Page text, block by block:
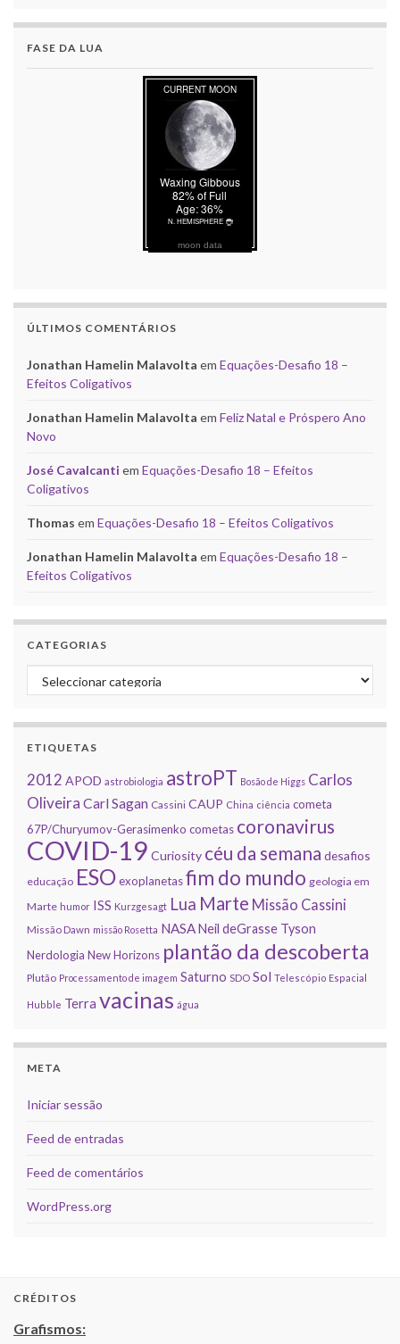
FASE DA LUA
moon data
ÚLTIMOS COMENTÁRIOS
Jonathan Hamelin Malavolta em Equações-Desafio 18 –
Efeitos Coligativos
Jonathan Hamelin Malavolta em Feliz Natal e Próspero Ano
Novo
José Cavalcanti em Equações-Desafio 18 – Efeitos
Coligativos
Thomas em Equações-Desafio 18 – Efeitos Coligativos
Jonathan Hamelin Malavolta em Equações-Desafio 18 –
Efeitos Coligativos
CATEGORIAS
Categorias
ETIQUETAS
2012 APOD astrobiologia astroPT Bosão de Higgs Carlos
Oliveira Carl Sagan Cassini CAUP China ciência cometa
67P/Churyumov-Gerasimenko cometas coronavirus
COVID-19 Curiosity céu da semana desafios
educação ESOexoplanetasfim do mundo geologia em
Marte humor ISS Kurzgesagt Lua Marte Missão Cassini
Missão Dawn missão Rosetta NASANeil deGrasse Tyson
Nerdologia New Horizons plantão da descoberta
Plutão Processamento de imagem Saturno SDO Sol Telescópio Espacial
Hubble Terra vacinas água
META
Iniciar sessão
Feed de entradas
Feed de comentários
WordPress.org
CRÉDITOS
Grafismos: